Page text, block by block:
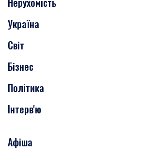
Події
Скандали
Нерухомість
Транспорт
Україна
Світ
Бізнес
Політика
Інтерв'ю
Афіша